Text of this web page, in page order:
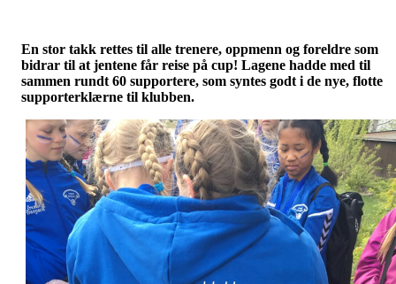
En stor takk rettes til alle trenere, oppmenn og foreldre som
bidrar til at jentene får reise på cup! Lagene hadde med til
sammen rundt 60 supportere, som syntes godt i de nye, flotte
supporterklærne til klubben.